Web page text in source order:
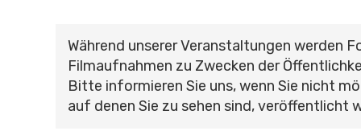
Während unserer Veranstaltungen werden
Filmaufnahmen zu Zwecken der
Bitte informieren Sie uns, wenn Sie nicht
auf denen Sie zu sehen sind, veröffentlicht